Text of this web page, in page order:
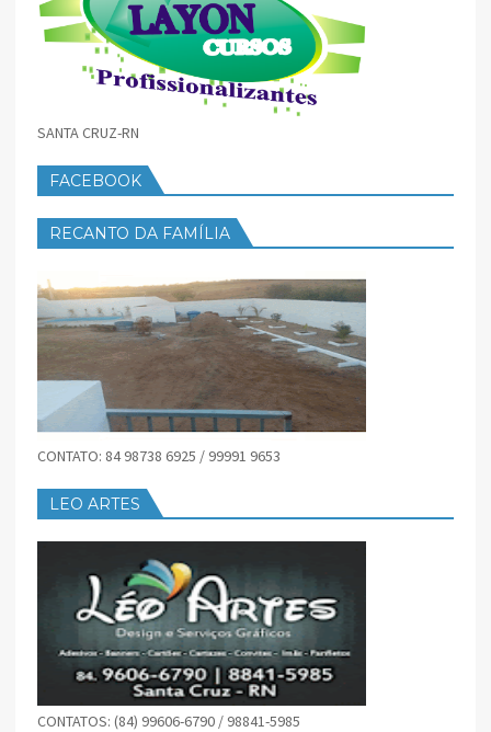
SANTA CRUZ-RN
FACEBOOK
RECANTO DA FAMÍLIA
CONTATO: 84 98738 6925 / 99991 9653
LEO ARTES
CONTATOS: (84) 99606-6790 / 98841-5985